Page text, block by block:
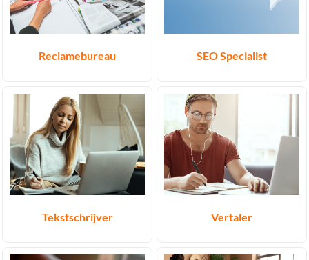
Reclamebureau SEO Specialist
Tekstschrijver Vertaler